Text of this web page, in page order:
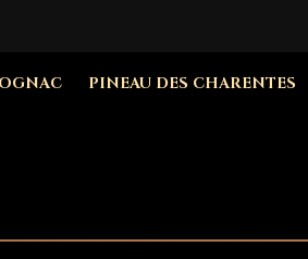
PINEAU DES CHARENTES